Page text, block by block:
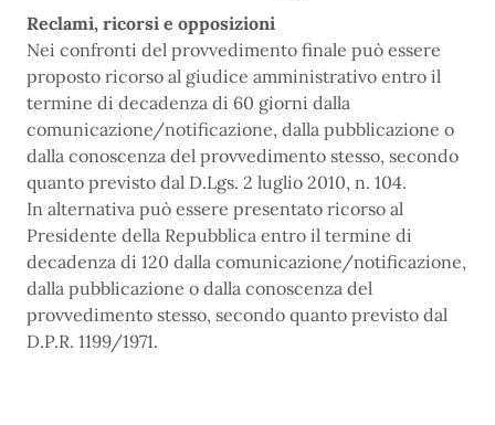
Reclami, ricorsi e opposizioni
Nei confronti del provvedimento finale può essere
proposto ricorso al giudice amministrativo entro il
termine di decadenza di 60 giorni dalla
comunicazione/notificazione, dalla pubblicazione o
dalla conoscenza del provvedimento stesso, secondo
quanto previsto dal D.Lgs. 2 luglio 2010, n. 104.
In alternativa può essere presentato ricorso al
Presidente della Repubblica entro il termine di
decadenza di 120 dalla comunicazione/notificazione,
dalla pubblicazione o dalla conoscenza del
provvedimento stesso, secondo quanto previsto dal
D.P.R. 1199/1971.